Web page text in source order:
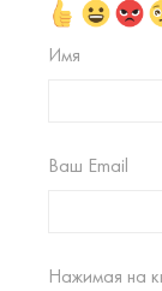
Имя
Ваш Email
Нажимая на